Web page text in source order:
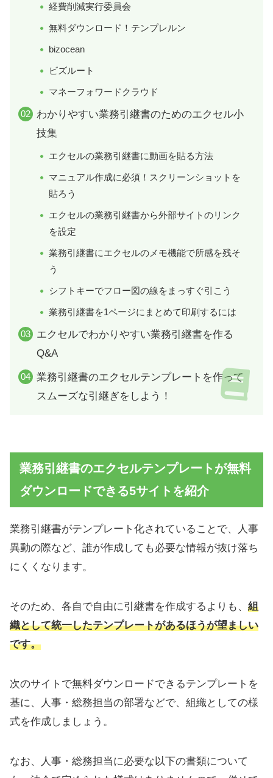
経費削減実行委員会
無料ダウンロード！テンプレルン
bizocean
ビズルート
マネーフォワードクラウド
わかりやすい業務引継書のためのエクセル小
技集
エクセルの業務引継書に動画を貼る方法
マニュアル作成に必須！スクリーンショットを
貼ろう
エクセルの業務引継書から外部サイトのリンク
を設定
業務引継書にエクセルのメモ機能で所感を残そ
う
シフトキーでフロー図の線をまっすぐ引こう
業務引継書を1ページにまとめて印刷するには
エクセルでわかりやすい業務引継書を作る
Q&A
業務引継書のエクセルテンプレートを作って
スムーズな引継ぎをしよう！
業務引継書のエクセルテンプレートが無料
ダウンロードできる5サイトを紹介
業務引継書がテンプレート化されていることで、人事
異動の際など、誰が作成しても必要な情報が抜け落ち
にくくなります。
そのため、各自で自由に引継書を作成するよりも、 組
織として統一したテンプレートがあるほうが望ましい
です。
次のサイトで無料ダウンロードできるテンプレートを
基に、人事・総務担当の部署などで、組織としての様
式を作成しましょう。
なお、人事・総務担当に必要な以下の書類について